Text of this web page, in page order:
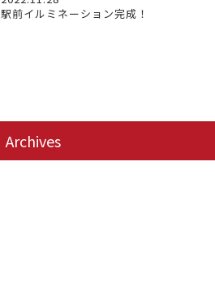
駅前イルミネーション完成！
Archives